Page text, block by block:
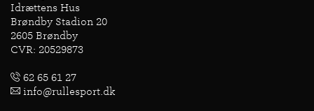
Idrættens Hus
Brøndby Stadion 20
2605 Brøndby
CVR: 20529873
62 65 61 27
info@rullesport.dk